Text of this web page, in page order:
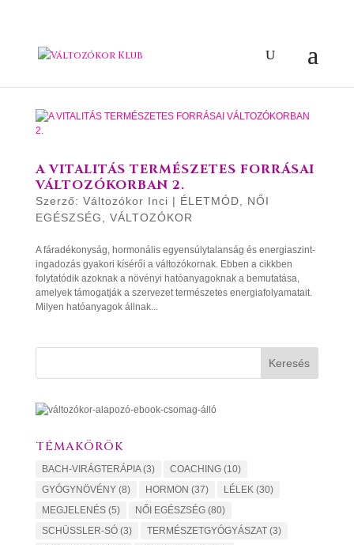
A VITALITÁS TERMÉSZETES FORRÁSAI
VÁLTOZÓKORBAN 2.
Szerző: Változókor Inci | ÉLETMÓD
NŐI
EGÉSZSÉG
VÁLTOZÓKOR
A fáradékonyság, hormonális egyensúlytalanság és energiaszint-
ingadozás gyakori kísérői a változókornak. Ebben a cikkben
folytatódik azoknak a növényi hatóanyagoknak a bemutatása,
amelyek támogatják a szervezet természetes energiafolyamatait.
Milyen hatóanyagok állnak...
Keresés
TÉMAKÖRÖK
BACH-VIRÁGTERÁPIA(3) COACHING(10)
GYÓGYNÖVÉNY(8) HORMON (37) LÉLEK(30)
MEGJELENÉS(5) NŐI EGÉSZSÉG(80)
SCHÜSSLER-SÓ(3) TERMÉSZETGYÓGYÁSZAT(3)